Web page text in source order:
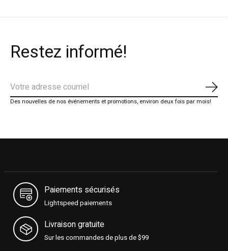
Restez informé!
Des nouvelles de nos événements et promotions, environ deux fois par mois!
Paiements sécurisés
Lightspeed paiements
Livraison gratuite
Sur les commandes de plus de $99